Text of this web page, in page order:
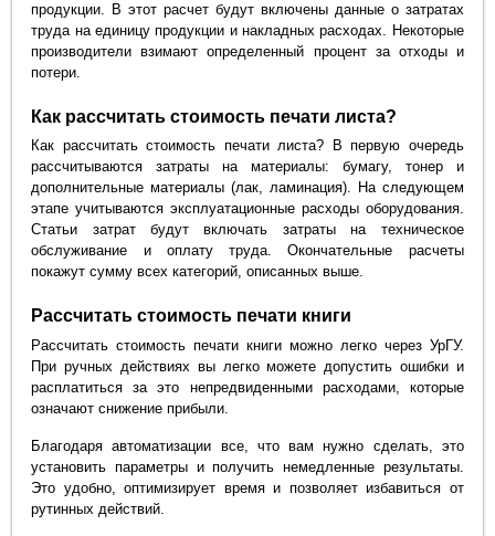
продукции. В этот расчет будут включены данные о затратах
труда на единицу продукции и накладных расходах. Некоторые
производители взимают определенный процент за отходы и
потери.
Как рассчитать стоимость печати листа?
Как рассчитать стоимость печати листа? В первую очередь
рассчитываются затраты на материалы: бумагу, тонер и
дополнительные материалы (лак, ламинация). На следующем
этапе учитываются эксплуатационные расходы оборудования.
Статьи затрат будут включать затраты на техническое
обслуживание и оплату труда. Окончательные расчеты
покажут сумму всех категорий, описанных выше.
Рассчитать стоимость печати книги
Рассчитать стоимость печати книги можно легко через УрГУ.
При ручных действиях вы легко можете допустить ошибки и
расплатиться за это непредвиденными расходами, которые
означают снижение прибыли.
Благодаря автоматизации все, что вам нужно сделать, это
установить параметры и получить немедленные результаты.
Это удобно, оптимизирует время и позволяет избавиться от
рутинных действий.